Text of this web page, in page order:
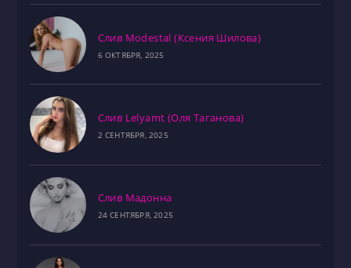
Слив Modestal (Ксения Шилова)
6 ОКТЯБРЯ, 2025
Слив Lelyamt (Оля Таганова)
2 СЕНТЯБРЯ, 2025
Слив Мадонна
24 СЕНТЯБРЯ, 2025